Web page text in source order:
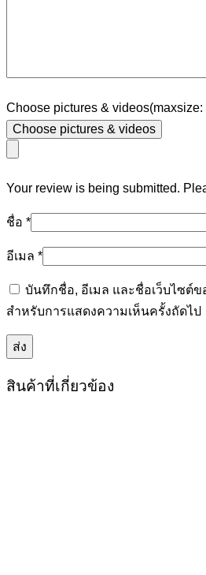
Choose pictures &
Choose pictures & videos
Your review is being submitted.
ชื่อ *
อีเมล *
บันทึกชื่อ, อีเมล และชื่อเว็บไซต์ข
สำหรับการแสดงความเห็นครั้งถัดไป
สินค้าที่เกี่ยวข้อง